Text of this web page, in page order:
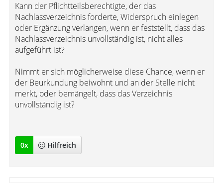
Kann der Pflichtteilsberechtigte, der das
Nachlassverzeichnis forderte, Widerspruch einlegen
oder Ergänzung verlangen, wenn er feststellt, dass das
Nachlassverzeichnis unvollständig ist, nicht alles
aufgeführt ist?
Nimmt er sich möglicherweise diese Chance, wenn er
der Beurkundung beiwohnt und an der Stelle nicht
merkt, oder bemängelt, dass das Verzeichnis
unvollständig ist?
0x Hilfreich